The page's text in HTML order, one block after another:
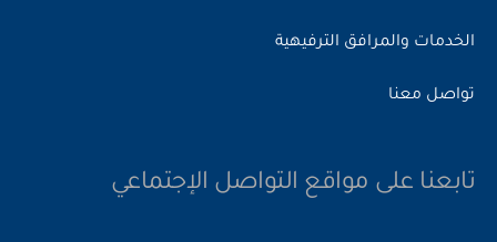
الخدمات والمرافق الترفيهية
تواصل معنا
تابعنا على مواقع التواصل الإجتماعي